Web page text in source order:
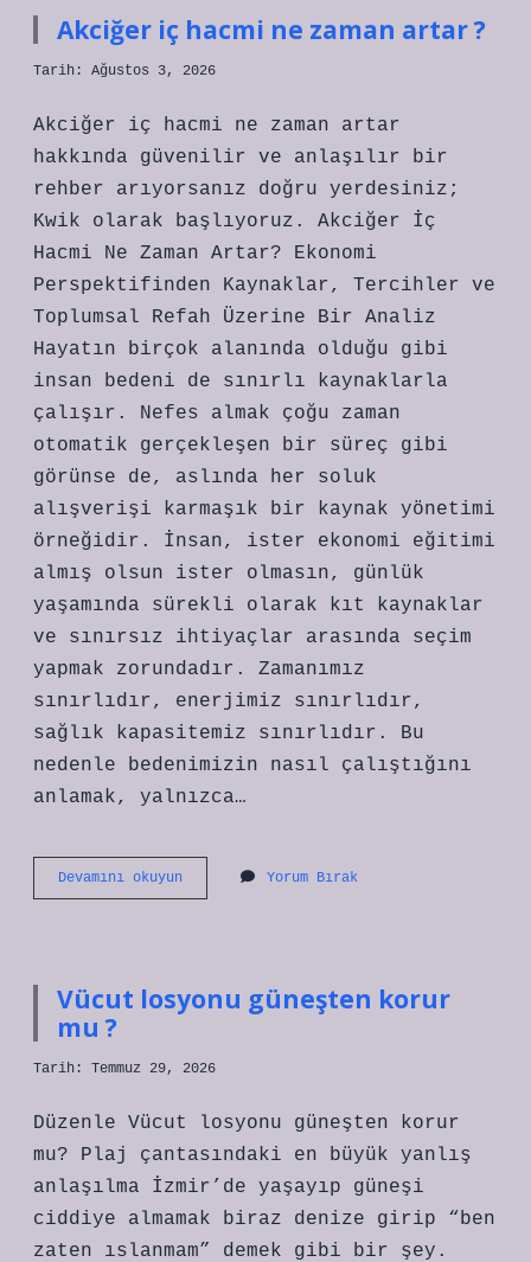
Akciğer iç hacmi ne zaman artar ?
Tarih: Ağustos 3, 2026
Akciğer iç hacmi ne zaman artar
hakkında güvenilir ve anlaşılır bir
rehber arıyorsanız doğru yerdesiniz;
Kwik olarak başlıyoruz. Akciğer İç
Hacmi Ne Zaman Artar? Ekonomi
Perspektifinden Kaynaklar, Tercihler ve
Toplumsal Refah Üzerine Bir Analiz
Hayatın birçok alanında olduğu gibi
insan bedeni de sınırlı kaynaklarla
çalışır. Nefes almak çoğu zaman
otomatik gerçekleşen bir süreç gibi
görünse de, aslında her soluk
alışverişi karmaşık bir kaynak yönetimi
örneğidir. İnsan, ister ekonomi eğitimi
almış olsun ister olmasın, günlük
yaşamında sürekli olarak kıt kaynaklar
ve sınırsız ihtiyaçlar arasında seçim
yapmak zorundadır. Zamanımız
sınırlıdır, enerjimiz sınırlıdır,
sağlık kapasitemiz sınırlıdır. Bu
nedenle bedenimizin nasıl çalıştığını
anlamak, yalnızca…
Devamını okuyunAkciğer
iç
?
Yorum Bırak
Vücut losyonu güneşten korur
mu ?
Tarih: Temmuz 29, 2026
Düzenle Vücut losyonu güneşten korur
mu? Plaj çantasındaki en büyük yanlış
anlaşılma İzmir’de yaşayıp güneşi
ciddiye almamak biraz denize girip “ben
zaten ıslanmam” demek gibi bir şey.